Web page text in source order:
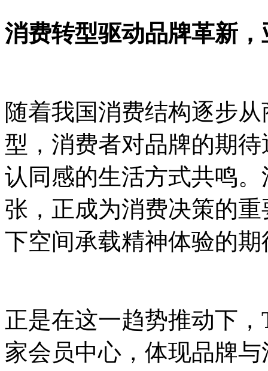
消费转型驱动品牌革新
随着我国消费结构逐步
型，消费者对品牌的期
认同感的生活方式共鸣
张，正成为消费决策的
下空间承载精神体验的
正是在这一趋势推动下，
家会员中心，体现品牌